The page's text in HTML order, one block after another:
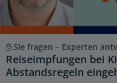
Sie fragen – Experten
Reiseimpfungen bei
Abstandsregeln